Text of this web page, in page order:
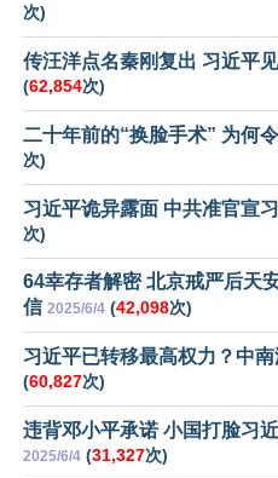
次)
传汪洋点名秦刚复出 习近平
(62,854次)
二十年前的“换脸手术” 为何
次)
习近平诡异露面 中共准官宣
次)
64幸存者解密 北京戒严后天
信 2025/6/4 (42,098次)
习近平已转移最高权力？中
(60,827次)
违背邓小平承诺 小国打脸习
2025/6/4 (31,327次)